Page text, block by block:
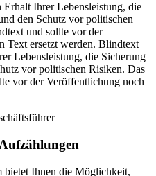
Ihrer Lebensleistung, die
den Schutz vor politischen
und sollte vor der
Text ersetzt werden. Blindtext
Lebensleistung, die Sicherung
vor politischen Risiken. Das
vor der Veröffentlichung noch
Ihnen die Möglichkeit,